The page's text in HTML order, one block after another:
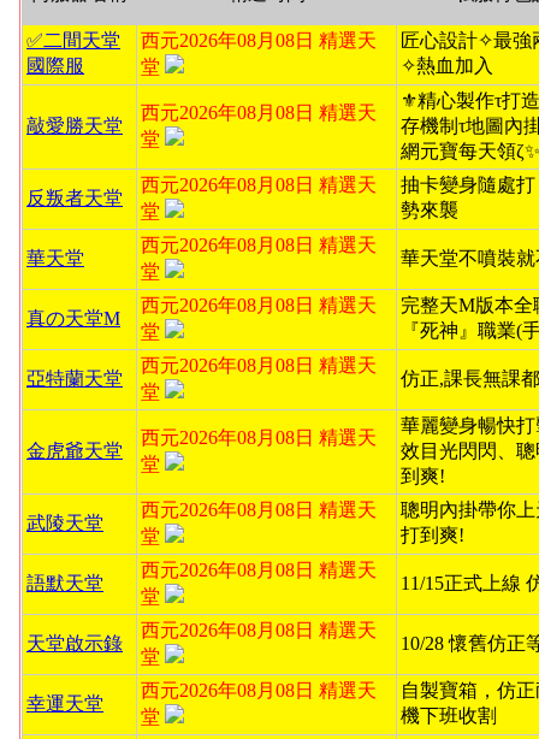
✅二間天堂
國際服
西元2026年08月08日 精選天
堂
匠心設計✧最強
✧熱血加入
敲愛勝天堂
西元2026年08月08日 精選天
堂
⚜️精心製作τ打
存機制τ地圖內
網元寶每天領ζ✨
反叛者天堂
西元2026年08月08日 精選天
堂
抽卡變身隨處
勢來襲
華天堂
西元2026年08月08日 精選天
堂
華天堂不噴裝
真の天堂M
西元2026年08月08日 精選天
堂
完整天M版本全
『死神』職業(
亞特蘭天堂
西元2026年08月08日 精選天
堂
仿正,課長無課
金虎爺天堂
西元2026年08月08日 精選天
堂
華麗變身暢快
效目光閃閃、
到爽!
武陵天堂
西元2026年08月08日 精選天
堂
聰明內掛帶你
打到爽!
語默天堂
西元2026年08月08日 精選天
堂
11/15正式上線
天堂啟示錄
西元2026年08月08日 精選天
堂
10/28 懷舊仿正
幸運天堂
西元2026年08月08日 精選天
堂
自製寶箱，仿
機下班收割